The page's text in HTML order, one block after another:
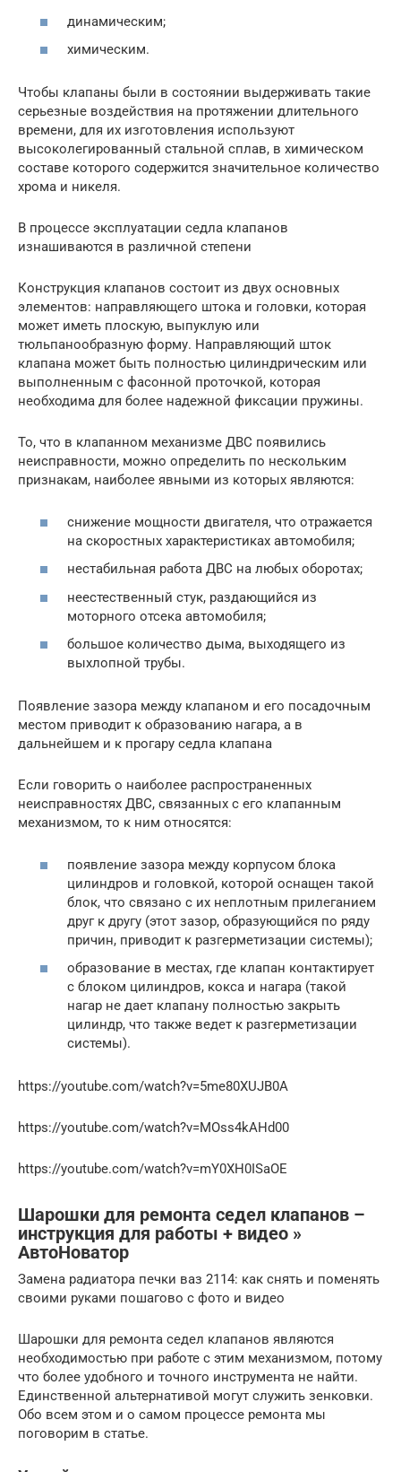
динамическим;
химическим.
Чтобы клапаны были в состоянии выдерживать такие
серьезные воздействия на протяжении длительного
времени, для их изготовления используют
высоколегированный стальной сплав, в химическом
составе которого содержится значительное количество
хрома и никеля.
В процессе эксплуатации седла клапанов
изнашиваются в различной степени
Конструкция клапанов состоит из двух основных
элементов: направляющего штока и головки, которая
может иметь плоскую, выпуклую или
тюльпанообразную форму. Направляющий шток
клапана может быть полностью цилиндрическим или
выполненным с фасонной проточкой, которая
необходима для более надежной фиксации пружины.
То, что в клапанном механизме ДВС появились
неисправности, можно определить по нескольким
признакам, наиболее явными из которых являются:
снижение мощности двигателя, что отражается
на скоростных характеристиках автомобиля;
нестабильная работа ДВС на любых оборотах;
неестественный стук, раздающийся из
моторного отсека автомобиля;
большое количество дыма, выходящего из
выхлопной трубы.
Появление зазора между клапаном и его посадочным
местом приводит к образованию нагара, а в
дальнейшем и к прогару седла клапана
Если говорить о наиболее распространенных
неисправностях ДВС, связанных с его клапанным
механизмом, то к ним относятся:
появление зазора между корпусом блока
цилиндров и головкой, которой оснащен такой
блок, что связано с их неплотным прилеганием
друг к другу (этот зазор, образующийся по ряду
причин, приводит к разгерметизации системы);
образование в местах, где клапан контактирует
с блоком цилиндров, кокса и нагара (такой
нагар не дает клапану полностью закрыть
цилиндр, что также ведет к разгерметизации
системы).
https://youtube.com/watch?v=5me80XUJB0A
https://youtube.com/watch?v=MOss4kAHd00
https://youtube.com/watch?v=mY0XH0ISaOE
Шарошки для ремонта седел клапанов –
инструкция для работы + видео »
АвтоНоватор
Замена радиатора печки ваз 2114: как снять и поменять
своими руками пошагово с фото и видео
Шарошки для ремонта седел клапанов являются
необходимостью при работе с этим механизмом, потому
что более удобного и точного инструмента не найти.
Единственной альтернативой могут служить зенковки.
Обо всем этом и о самом процессе ремонта мы
поговорим в статье.